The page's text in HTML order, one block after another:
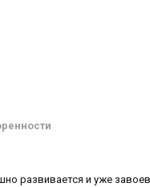
развивается и уже